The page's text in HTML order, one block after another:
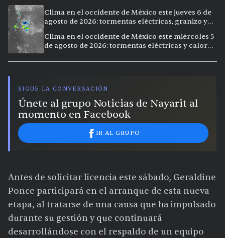
Clima en el occidente de México este jueves 6 de
agosto de 2026: tormentas eléctricas, granizo y
Clima en el occidente de México este miércoles 5
de agosto de 2026: tormentas eléctricas y calor
SIGUE LA CONVERSACIÓN
Únete al grupo Noticias de Nayarit al
momento en Facebook
IR AL GRUPO
Antes de solicitar licencia este sábado, Geraldine
Ponce participará en el arranque de esta nueva
etapa, al tratarse de una causa que ha impulsado
durante su gestión y que continuará
desarrollándose con el respaldo de un equipo